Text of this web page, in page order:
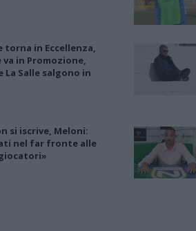
torna in Eccellenza,
in Promozione,
La Salle salgono in
si iscrive, Meloni:
nel far fronte alle